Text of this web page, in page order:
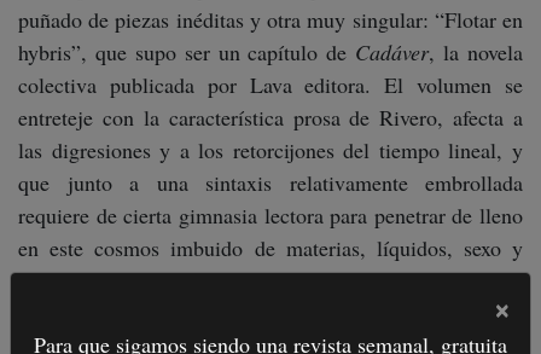
puñado de piezas inéditas y otra muy singular: “Flotar en
hybris”, que supo ser un capítulo de Cadáver, la novela
colectiva publicada por Lava editora. El volumen se
entreteje con la característica prosa de Rivero, afecta a
las digresiones y a los retorcijones del tiempo lineal, y
que junto a una sintaxis relativamente embrollada
requiere de cierta gimnasia lectora para penetrar de lleno
en este cosmos imbuido de materias, líquidos, sexo y
oscurantismo.
×
Para que sigamos siendo una revista semanal, gratuita